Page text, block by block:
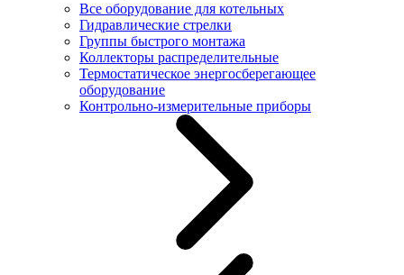
Все оборудование для котельных
Гидравлические стрелки
Группы быстрого монтажа
Коллекторы распределительные
Термостатическое энергосберегающее
оборудование
Контрольно-измерительные приборы